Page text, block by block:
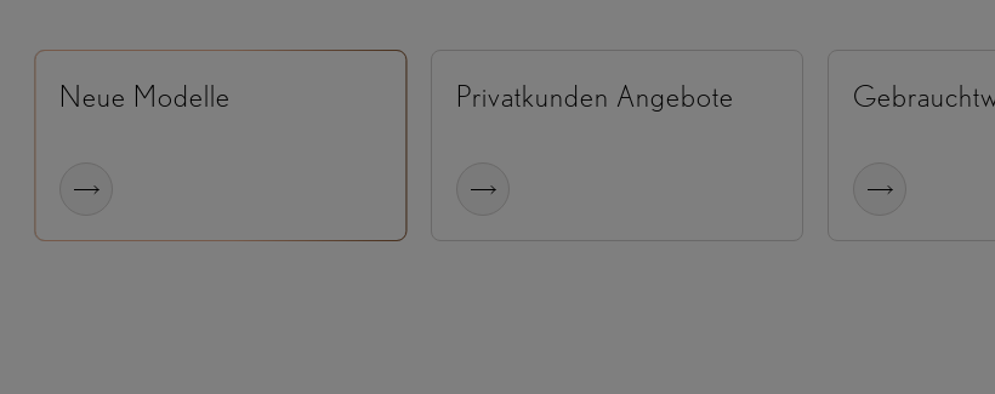
Neue Modelle Privatkunden Angebote